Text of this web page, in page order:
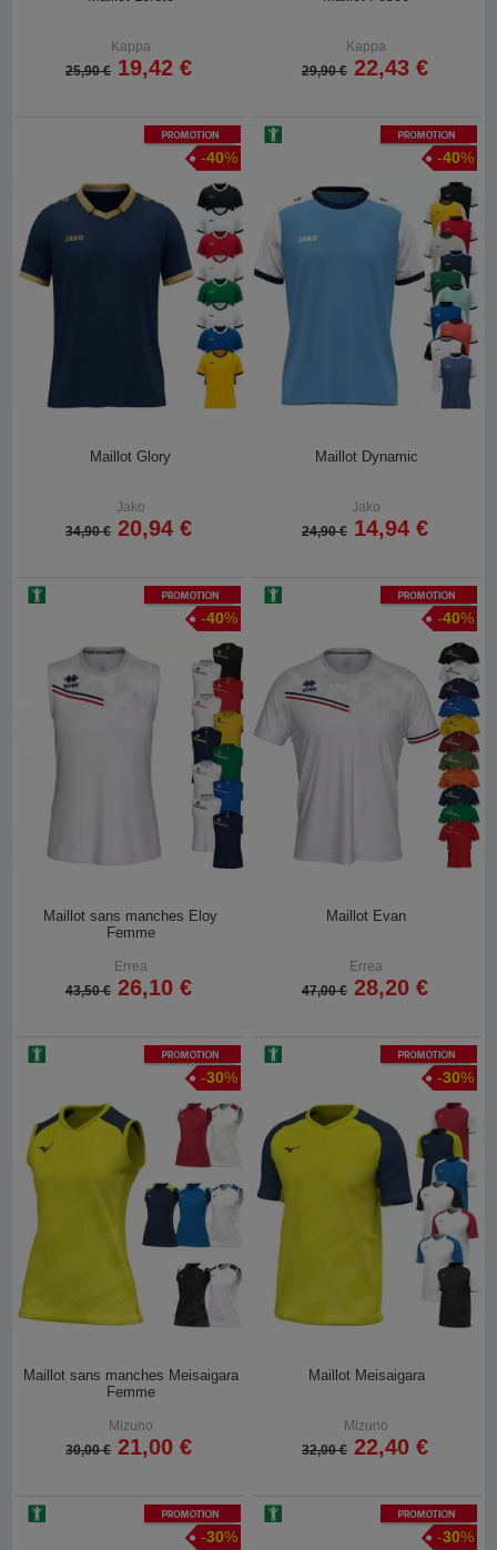
Kappa
25,90 € 19,42 €
Kappa
29,90 € 22,43 €
Promotion
-40%
Maillot Glory
Jako
34,90 € 20,94 €
Promotion
-40%
Maillot Dynamic
Jako
24,90 € 14,94 €
Promotion
-40%
Maillot sans manches Eloy
Femme
Errea
43,50 € 26,10 €
Promotion
-40%
Maillot Evan
Errea
47,00 € 28,20 €
Promotion
-30%
Maillot sans manches Meisaigara
Femme
Mizuno
30,00 € 21,00 €
Promotion
-30%
Maillot Meisaigara
Mizuno
32,00 € 22,40 €
Promotion
-30%
Promotion
-30%